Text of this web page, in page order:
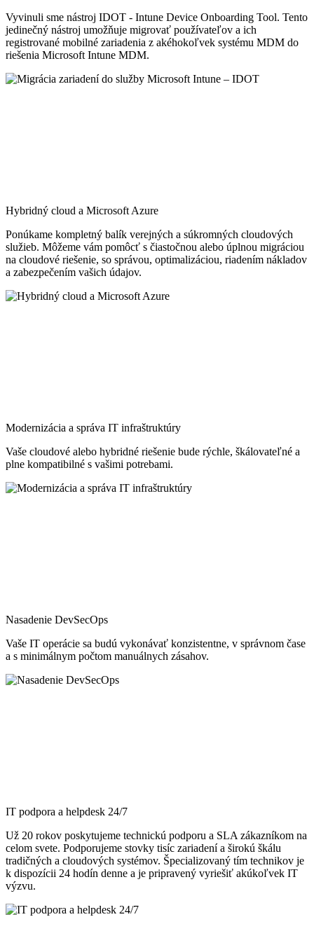
Vyvinuli sme nástroj IDOT - Intune Device Onboarding Tool. Tento
jedinečný nástroj umožňuje migrovať používateľov a ich
registrované mobilné zariadenia z akéhokoľvek systému MDM do
riešenia Microsoft Intune MDM.
Hybridný cloud a Microsoft Azure
Ponúkame kompletný balík verejných a súkromných cloudových
služieb. Môžeme vám pomôcť s čiastočnou alebo úplnou migráciou
na cloudové riešenie, so správou, optimalizáciou, riadením nákladov
a zabezpečením vašich údajov.
Modernizácia a správa IT infraštruktúry
Vaše cloudové alebo hybridné riešenie bude rýchle, škálovateľné a
plne kompatibilné s vašimi potrebami.
Nasadenie DevSecOps
Vaše IT operácie sa budú vykonávať konzistentne, v správnom čase
a s minimálnym počtom manuálnych zásahov.
IT podpora a helpdesk 24/7
Už 20 rokov poskytujeme technickú podporu a SLA zákazníkom na
celom svete. Podporujeme stovky tisíc zariadení a širokú škálu
tradičných a cloudových systémov. Špecializovaný tím technikov je
k dispozícii 24 hodín denne a je pripravený vyriešiť akúkoľvek IT
výzvu.